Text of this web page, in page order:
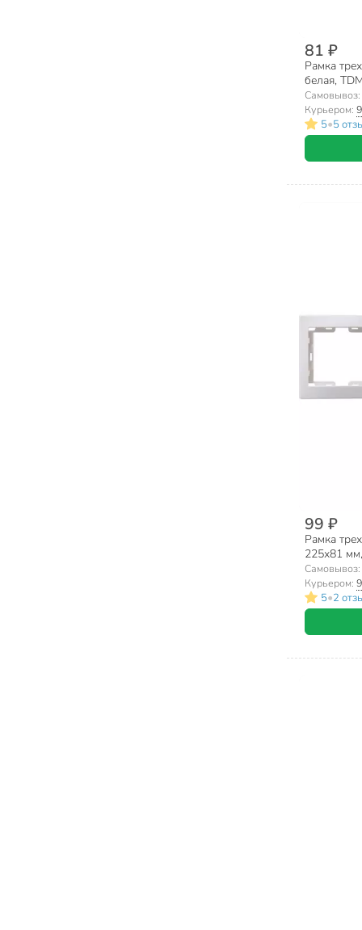
81 ₽
Рамка
белая,
0028
Самовывоз:
Курьером:
5•5
99 ₽
Рамка
225х81
Кварта,
Самовывоз:
Курьером:
5•2